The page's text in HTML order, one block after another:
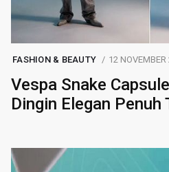
FASHION & BEAUTY 12
Vespa Snake
Dingin Elegan